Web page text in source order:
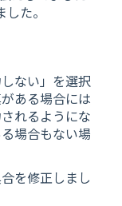
た。
ない」を選択
ある場合には
れるようにな
場合もない場
を修正しまし